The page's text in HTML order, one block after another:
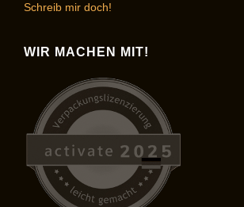
Schreib mir doch!
WIR MACHEN MIT!